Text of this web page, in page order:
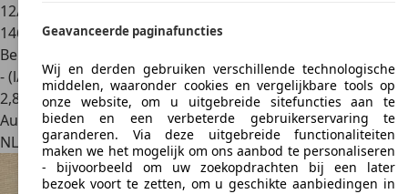
12/2013
146.971 km
Benzine
- (l/100 km)
2,8
Autobedrijf
NL 3768 HMSoest
Geavanceerde paginafuncties
Wij en derden gebruiken verschillende technologische
middelen, waaronder cookies en vergelijkbare tools op
onze website, om u uitgebreide sitefuncties aan te
bieden en een verbeterde gebruikerservaring te
garanderen. Via deze uitgebreide functionaliteiten
maken we het mogelijk om ons aanbod te personaliseren
- bijvoorbeeld om uw zoekopdrachten bij een later
bezoek voort te zetten, om u geschikte aanbiedingen in